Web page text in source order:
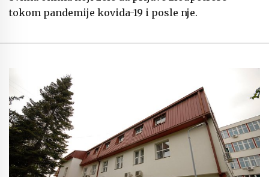
tokom pandemije kovida-19 i posle nje.